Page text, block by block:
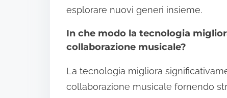
esplorare nuovi generi insieme.
In che modo la tecnologia
collaborazione musicale?
La tecnologia migliora
collaborazione musicale fornendo